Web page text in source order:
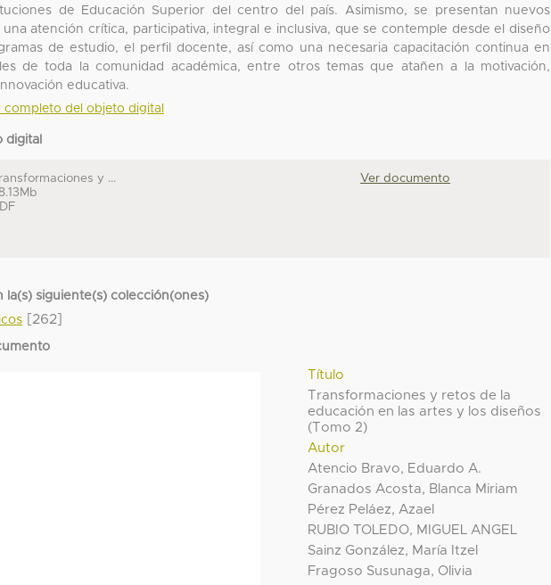
de Educación Superior del centro del país. Asimismo, se presentan nuevos
atención crítica, participativa, integral e inclusiva, que se contemple desde el diseño
de estudio, el perfil docente, así como una necesaria capacitación continua en
de toda la comunidad académica, entre otros temas que atañen a la motivación,
educativa.
completo del objeto digital
digital
y ...
Ver documento
la(s) siguiente(s) colección(ones)
[262]
Título
Transformaciones y retos de la
educación en las artes y los diseños
(Tomo 2)
Autor
Atencio Bravo, Eduardo A.
Granados Acosta, Blanca Miriam
Pérez Peláez, Azael
RUBIO TOLEDO, MIGUEL ANGEL
Sainz González, María Itzel
Fragoso Susunaga, Olivia